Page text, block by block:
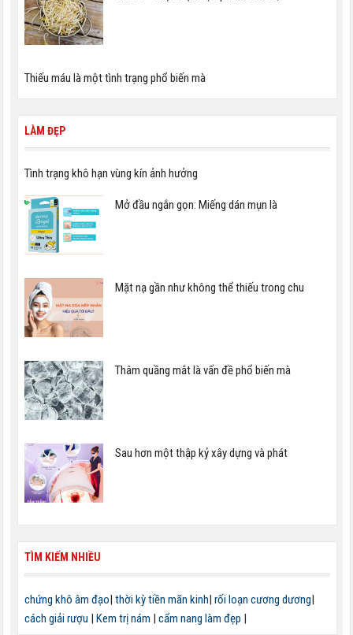
Thiếu máu là một tình trạng phổ biến mà
LÀM ĐẸP
Tình trạng khô hạn vùng kín ảnh hưởng
Mở đầu ngắn gọn: Miếng dán mụn là
Mặt nạ gần như không thể thiếu trong chu
Thâm quầng mắt là vấn đề phổ biến mà
Sau hơn một thập kỷ xây dựng và phát
TÌM KIẾM NHIỀU
chứng khô âm đạo| thời kỳ tiền mãn kinh| rối loạn cương dương|
cách giải rượu | Kem trị nám | cẩm nang làm đẹp |